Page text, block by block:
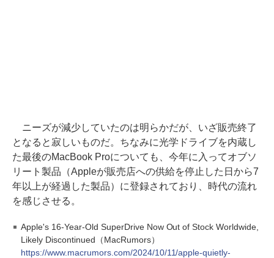
ニーズが減少していたのは明らかだが、いざ販売終了
となると寂しいものだ。ちなみに光学ドライブを内蔵し
た最後のMacBook Proについても、今年に入ってオブソ
リート製品（Appleが販売店への供給を停止した日から7
年以上が経過した製品）に登録されており、時代の流れ
を感じさせる。
Apple's 16-Year-Old SuperDrive Now Out of Stock Worldwide,
Likely Discontinued（MacRumors）
https://www.macrumors.com/2024/10/11/apple-quietly-